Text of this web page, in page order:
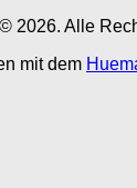
2026. Alle
mit dem